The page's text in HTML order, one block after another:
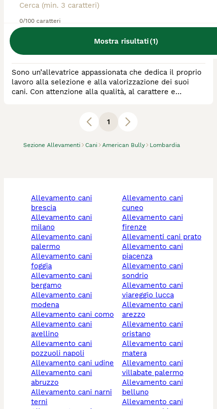
0/100 caratteri
Mostra risultati(1)
Sezione Allevamenti Cani American Bully Lombardia
animali disponibili
Sono un’allevatrice appassionata che dedica il proprio
lavoro alla selezione e alla valorizzazione dei suoi
cani. Con attenzione alla qualità, al carattere e
cuccioli e la serietà dell’allevamento. Il mio obiettivo
1
allevamento cani
brescia
allevamento cani
milano
allevamento cani
palermo
allevamento cani
foggia
allevamento cani
bergamo
allevamento cani
modena
allevamento cani como
allevamento cani
avellino
allevamento cani
pozzuoli napoli
allevamento cani udine
allevamento cani
abruzzo
allevamento cani narni
terni
allevamento cani
cuneo
allevamento cani
firenze
allevamenti cani prato
allevamento cani
piacenza
allevamento cani
sondrio
allevamento cani
viareggio lucca
allevamento cani
arezzo
allevamento cani
oristano
allevamento cani
matera
allevamento cani
villabate palermo
allevamento cani
belluno
allevamento cani